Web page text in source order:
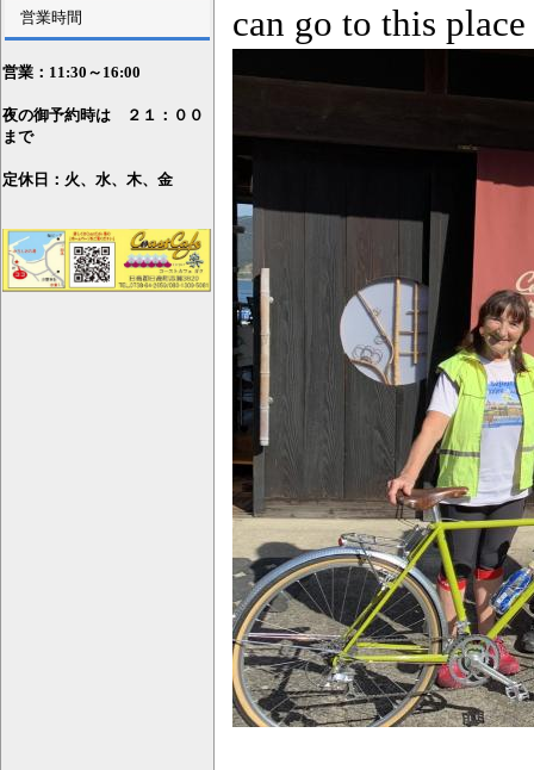
営業時間
営業：11:30～16:00
夜の御予約時は ２１：００
まで
定休日：火、水、木、金
can go to this